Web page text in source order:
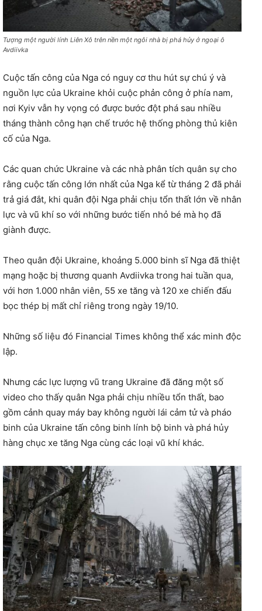
Tượng một người lính Liên Xô trên nền một ngôi nhà bị phá hủy ở ngoại ô
Avdiivka
Cuộc tấn công của Nga có nguy cơ thu hút sự chú ý và
nguồn lực của Ukraine khỏi cuộc phản công ở phía nam,
nơi Kyiv vẫn hy vọng có được bước đột phá sau nhiều
tháng thành công hạn chế trước hệ thống phòng thủ kiên
cố của Nga.
Các quan chức Ukraine và các nhà phân tích quân sự cho
rằng cuộc tấn công lớn nhất của Nga kể từ tháng 2 đã phải
trả giá đắt, khi quân đội Nga phải chịu tổn thất lớn về nhân
lực và vũ khí so với những bước tiến nhỏ bé mà họ đã
giành được.
Theo quân đội Ukraine, khoảng 5.000 binh sĩ Nga đã thiệt
mạng hoặc bị thương quanh Avdiivka trong hai tuần qua,
với hơn 1.000 nhân viên, 55 xe tăng và 120 xe chiến đấu
bọc thép bị mất chỉ riêng trong ngày 19/10.
Những số liệu đó Financial Times không thể xác minh độc
lập.
Nhưng các lực lượng vũ trang Ukraine đã đăng một số
video cho thấy quân Nga phải chịu nhiều tổn thất, bao
gồm cảnh quay máy bay không người lái cảm tử và pháo
binh của Ukraine tấn công binh lính bộ binh và phá hủy
hàng chục xe tăng Nga cùng các loại vũ khí khác.